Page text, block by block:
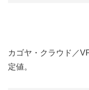
カゴヤ・クラウド／
定値。